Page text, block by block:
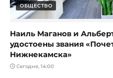
ОБЩЕСТВО
Наиль Маганов и
удостоены звания
Нижнекамска»
Сегодня, 14:00